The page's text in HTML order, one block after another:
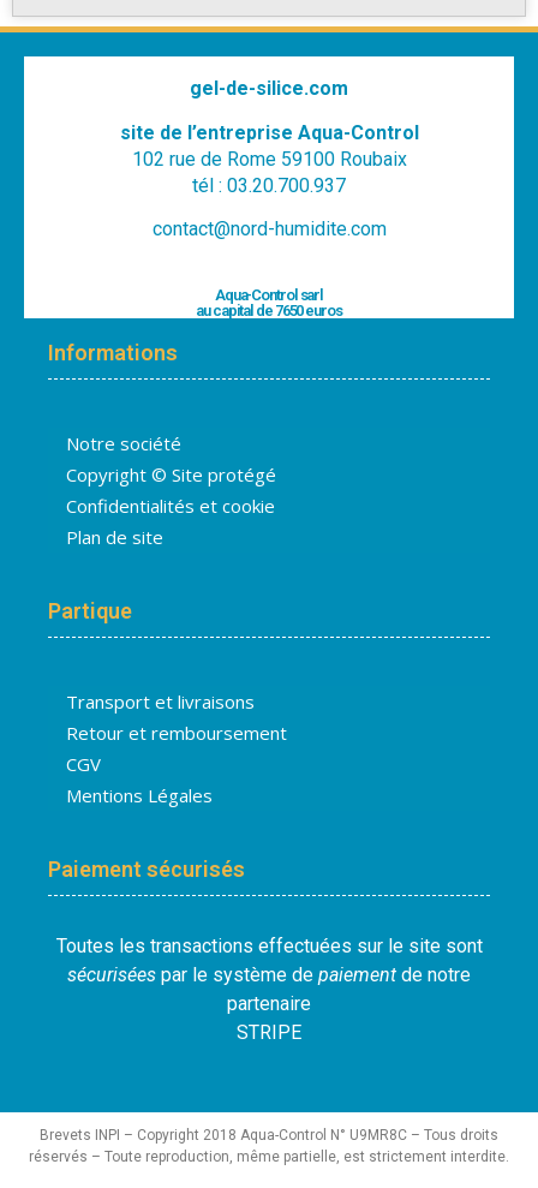
gel-de-silice.com
site de l’entreprise Aqua-Control
102 rue de Rome 59100 Roubaix
tél : 03.20.700.937
contact@nord-humidite.com
Aqua-Control sarl
au capital de 7650 euros
Informations
Notre société
Copyright © Site protégé
Confidentialités et cookie
Plan de site
Partique
Transport et livraisons
Retour et remboursement
CGV
Mentions Légales
Paiement sécurisés
Toutes les transactions effectuées sur le site sont
sécurisées par le système de paiement de notre
partenaire
STRIPE
Brevets INPI – Copyright 2018 Aqua-Control N° U9MR8C – Tous droits
réservés – Toute reproduction, même partielle, est strictement interdite.